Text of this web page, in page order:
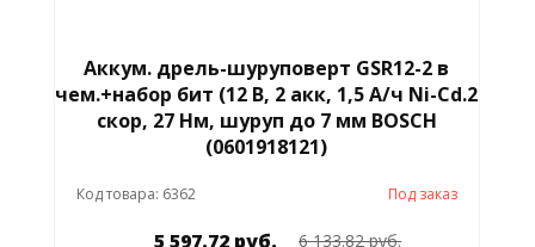
Аккум. дрель-шуруповерт GSR12-2 в
чем.+набор бит (12 В, 2 акк, 1,5 А/ч Ni-Cd.2
скор, 27 Нм, шуруп до 7 мм BOSCH
(0601918121)
Код товара: 6362 Под заказ
5 597.72 руб. 6 133.82 руб.